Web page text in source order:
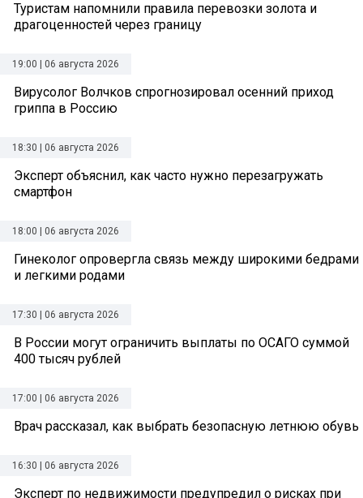
Туристам напомнили правила перевозки золота и
драгоценностей через границу
19:00 | 06 августа 2026
Вирусолог Волчков спрогнозировал осенний приход
гриппа в Россию
18:30 | 06 августа 2026
Эксперт объяснил, как часто нужно перезагружать
смартфон
18:00 | 06 августа 2026
Гинеколог опровергла связь между широкими бедрами
и легкими родами
17:30 | 06 августа 2026
В России могут ограничить выплаты по ОСАГО суммой
400 тысяч рублей
17:00 | 06 августа 2026
Врач рассказал, как выбрать безопасную летнюю обувь
16:30 | 06 августа 2026
Эксперт по недвижимости предупредил о рисках при